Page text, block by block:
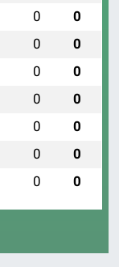
0 0
0 0
0 0
0 0
0 0
0 0
0 0